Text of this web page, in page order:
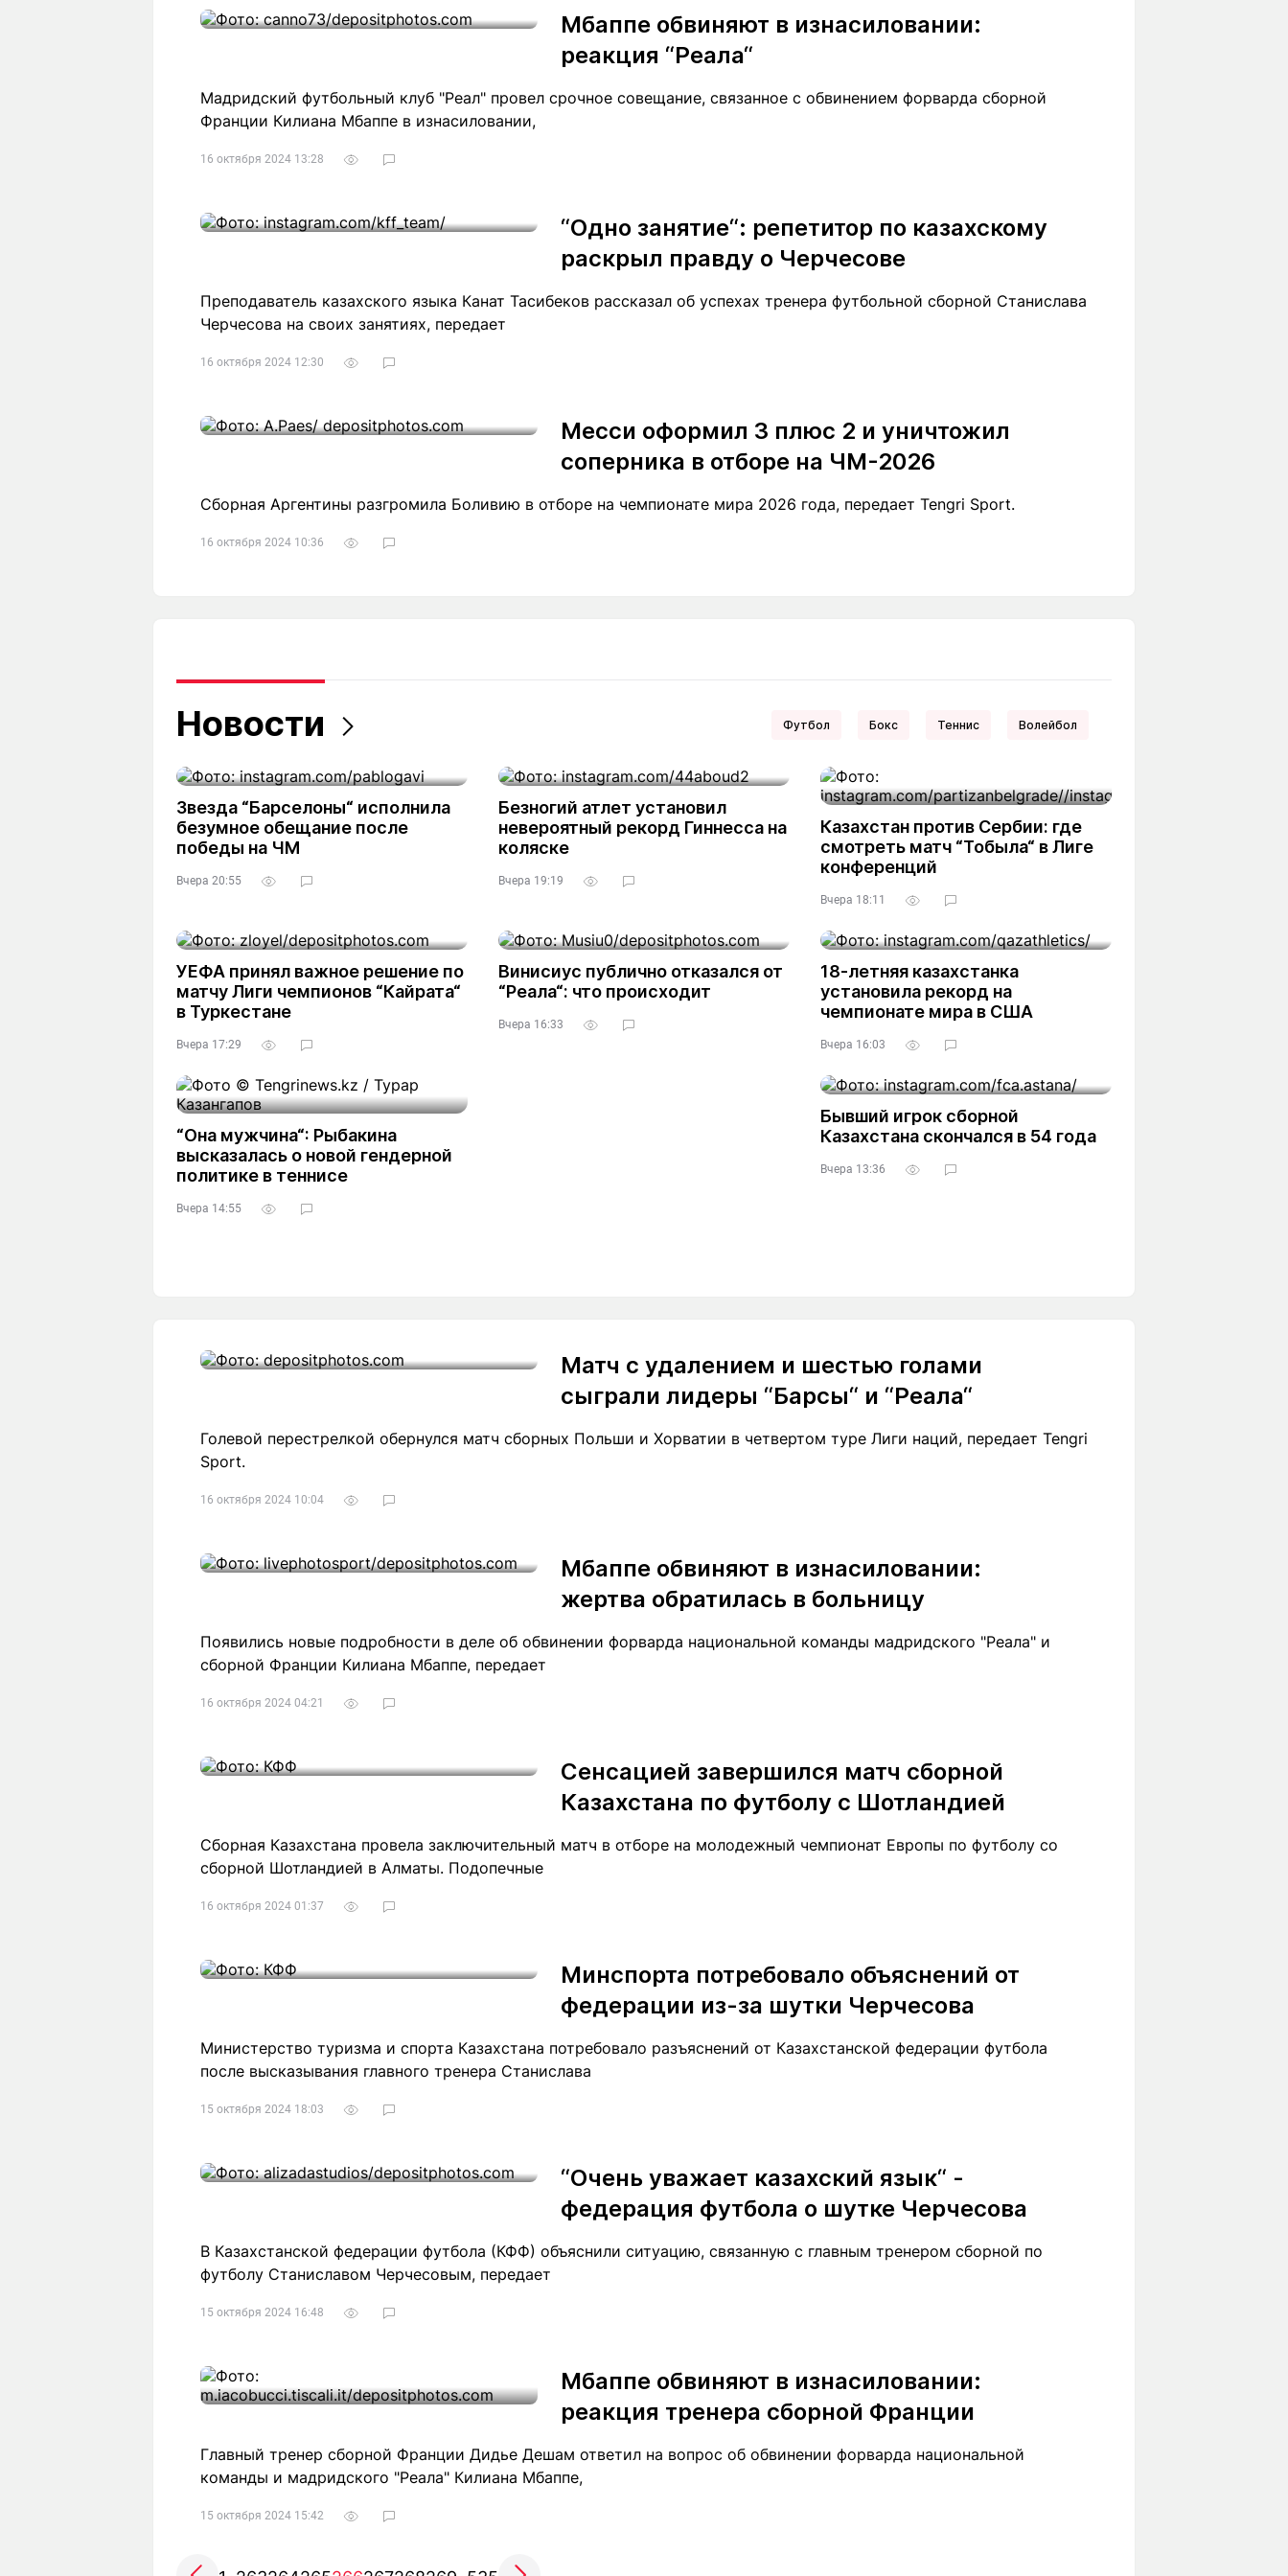
Мбаппе обвиняют в изнасиловании:
реакция “Реала“
Мадридский футбольный клуб "Реал" провел срочное совещание, связанное с обвинением форварда сборной
Франции Килиана Мбаппе в изнасиловании,
16 октября 2024 13:28
“Одно занятие“: репетитор по казахскому
раскрыл правду о Черчесове
Преподаватель казахского языка Канат Тасибеков рассказал об успехах тренера футбольной сборной Станислава
Черчесова на своих занятиях, передает
16 октября 2024 12:30
Месси оформил 3 плюс 2 и уничтожил
соперника в отборе на ЧМ-2026
Сборная Аргентины разгромила Боливию в отборе на чемпионате мира 2026 года, передает Tengri Sport.
16 октября 2024 10:36
Новости Футбол Бокс Теннис Волейбол
Звезда “Барселоны“ исполнила
безумное обещание после
победы на ЧМ
Вчера 20:55
Безногий атлет установил
невероятный рекорд Гиннесса на
коляске
Вчера 19:19
Казахстан против Сербии: где
смотреть матч “Тобыла“ в Лиге
конференций
Вчера 18:11
УЕФА принял важное решение по
матчу Лиги чемпионов “Кайрата“
в Туркестане
Вчера 17:29
Винисиус публично отказался от
“Реала“: что происходит
Вчера 16:33
18-летняя казахстанка
установила рекорд на
чемпионате мира в США
Вчера 16:03
“Она мужчина“: Рыбакина
высказалась о новой гендерной
политике в теннисе
Вчера 14:55
Бывший игрок сборной
Казахстана скончался в 54 года
Вчера 13:36
Матч с удалением и шестью голами
сыграли лидеры “Барсы“ и “Реала“
Голевой перестрелкой обернулся матч сборных Польши и Хорватии в четвертом туре Лиги наций, передает Tengri
Sport.
16 октября 2024 10:04
Мбаппе обвиняют в изнасиловании:
жертва обратилась в больницу
Появились новые подробности в деле об обвинении форварда национальной команды мадридского "Реала" и
сборной Франции Килиана Мбаппе, передает
16 октября 2024 04:21
Сенсацией завершился матч сборной
Казахстана по футболу с Шотландией
Сборная Казахстана провела заключительный матч в отборе на молодежный чемпионат Европы по футболу со
сборной Шотландией в Алматы. Подопечные
16 октября 2024 01:37
Минспорта потребовало объяснений от
федерации из-за шутки Черчесова
Министерство туризма и спорта Казахстана потребовало разъяснений от Казахстанской федерации футбола
после высказывания главного тренера Станислава
15 октября 2024 18:03
“Очень уважает казахский язык“ -
федерация футбола о шутке Черчесова
В Казахстанской федерации футбола (КФФ) объяснили ситуацию, связанную с главным тренером сборной по
футболу Станиславом Черчесовым, передает
15 октября 2024 16:48
Мбаппе обвиняют в изнасиловании:
реакция тренера сборной Франции
Главный тренер сборной Франции Дидье Дешам ответил на вопрос об обвинении форварда национальной
команды и мадридского "Реала" Килиана Мбаппе,
15 октября 2024 15:42